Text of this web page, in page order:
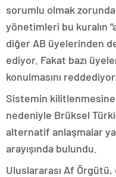
sorumlu olmak
yönetimleri bu kuralın
diğer AB üyelerinden
ediyor. Fakat bazı
konulmasını reddediyor.
Sistemin kilitlenmesine
nedeniyle Brüksel
alternatif anlaşmalar
arayışında bulundu.
Uluslararası Af